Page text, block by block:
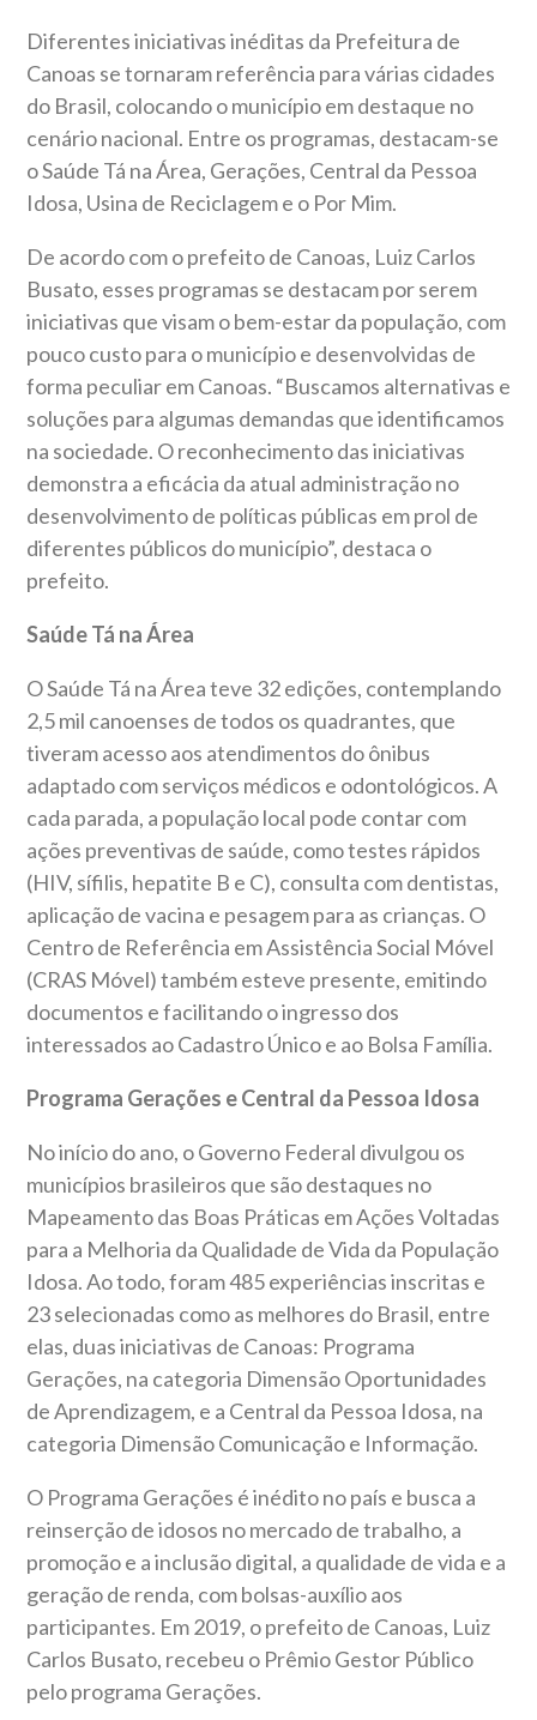
Diferentes iniciativas inéditas da Prefeitura de
Canoas se tornaram referência para várias cidades
do Brasil, colocando o município em destaque no
cenário nacional. Entre os programas, destacam-se
o Saúde Tá na Área, Gerações, Central da Pessoa
Idosa, Usina de Reciclagem e o Por Mim.
De acordo com o prefeito de Canoas, Luiz Carlos
Busato, esses programas se destacam por serem
iniciativas que visam o bem-estar da população, com
pouco custo para o município e desenvolvidas de
forma peculiar em Canoas. “Buscamos alternativas e
soluções para algumas demandas que identificamos
na sociedade. O reconhecimento das iniciativas
demonstra a eficácia da atual administração no
desenvolvimento de políticas públicas em prol de
diferentes públicos do município”, destaca o
prefeito.
Saúde Tá na Área
O Saúde Tá na Área teve 32 edições, contemplando
2,5 mil canoenses de todos os quadrantes, que
tiveram acesso aos atendimentos do ônibus
adaptado com serviços médicos e odontológicos. A
cada parada, a população local pode contar com
ações preventivas de saúde, como testes rápidos
(HIV, sífilis, hepatite B e C), consulta com dentistas,
aplicação de vacina e pesagem para as crianças. O
Centro de Referência em Assistência Social Móvel
(CRAS Móvel) também esteve presente, emitindo
documentos e facilitando o ingresso dos
interessados ao Cadastro Único e ao Bolsa Família.
Programa Gerações e Central da Pessoa Idosa
No início do ano, o Governo Federal divulgou os
municípios brasileiros que são destaques no
Mapeamento das Boas Práticas em Ações Voltadas
para a Melhoria da Qualidade de Vida da População
Idosa. Ao todo, foram 485 experiências inscritas e
23 selecionadas como as melhores do Brasil, entre
elas, duas iniciativas de Canoas: Programa
Gerações, na categoria Dimensão Oportunidades
de Aprendizagem, e a Central da Pessoa Idosa, na
categoria Dimensão Comunicação e Informação.
O Programa Gerações é inédito no país e busca a
reinserção de idosos no mercado de trabalho, a
promoção e a inclusão digital, a qualidade de vida e a
geração de renda, com bolsas-auxílio aos
participantes. Em 2019, o prefeito de Canoas, Luiz
Carlos Busato, recebeu o Prêmio Gestor Público
pelo programa Gerações.